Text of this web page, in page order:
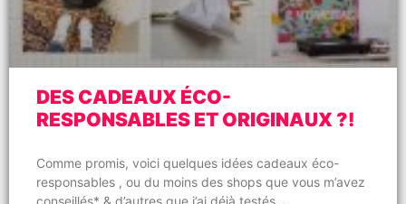
DES CADEAUX ÉCO-
RESPONSABLES ET ORIGINAUX ?!
Comme promis, voici quelques idées cadeaux éco-
responsables , ou du moins des shops que vous m’avez
conseillés* & d’autres que j’ai déjà testés…